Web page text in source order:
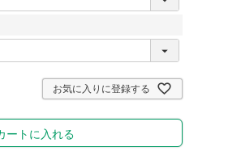
お気に入りに登録する
ートに入れる